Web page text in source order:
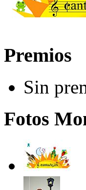
Premios
Sin
Fotos